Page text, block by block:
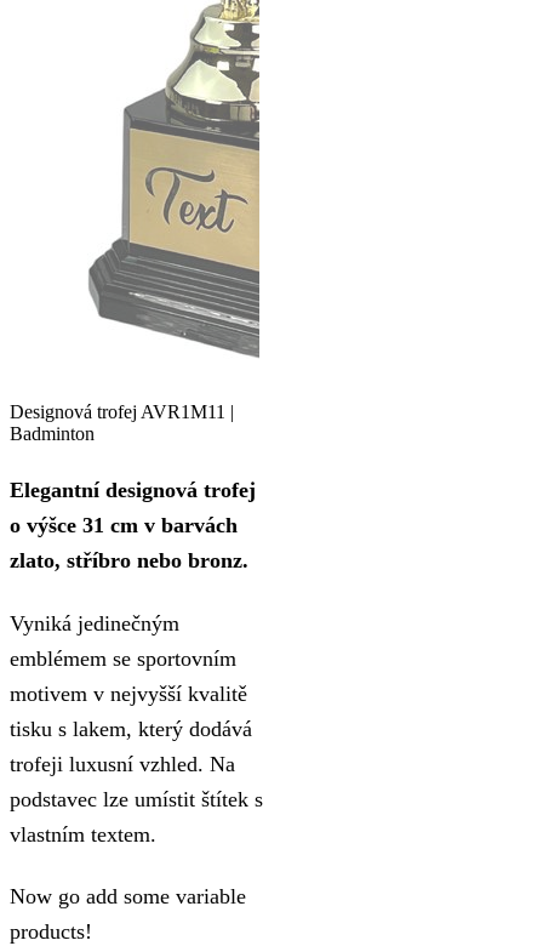
Designová trofej AVR1M11 |
Badminton
Elegantní designová trofej
o výšce 31 cm v barvách
zlato, stříbro nebo bronz.
Vyniká jedinečným
emblémem se sportovním
motivem v nejvyšší kvalitě
tisku s lakem, který dodává
trofeji luxusní vzhled. Na
podstavec lze umístit štítek s
vlastním textem.
Now go add some variable
products!